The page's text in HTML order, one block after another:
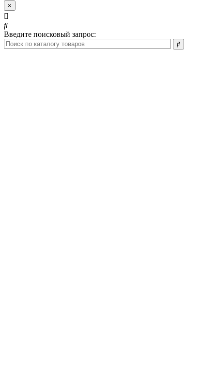
×
Введите поисковый запрос: